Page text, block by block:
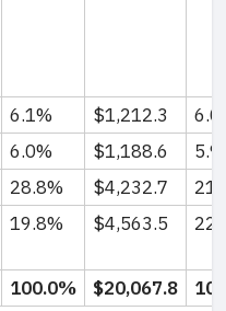
6.1% $1,212.3
6.0% $1,188.6
28.8% $4,232.7
19.8% $4,563.5
100.0% $20,067.8